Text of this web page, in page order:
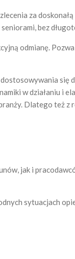
za
bez
odmianę.
się
w działaniu i
Dlatego też z
jak i
sytuacjach